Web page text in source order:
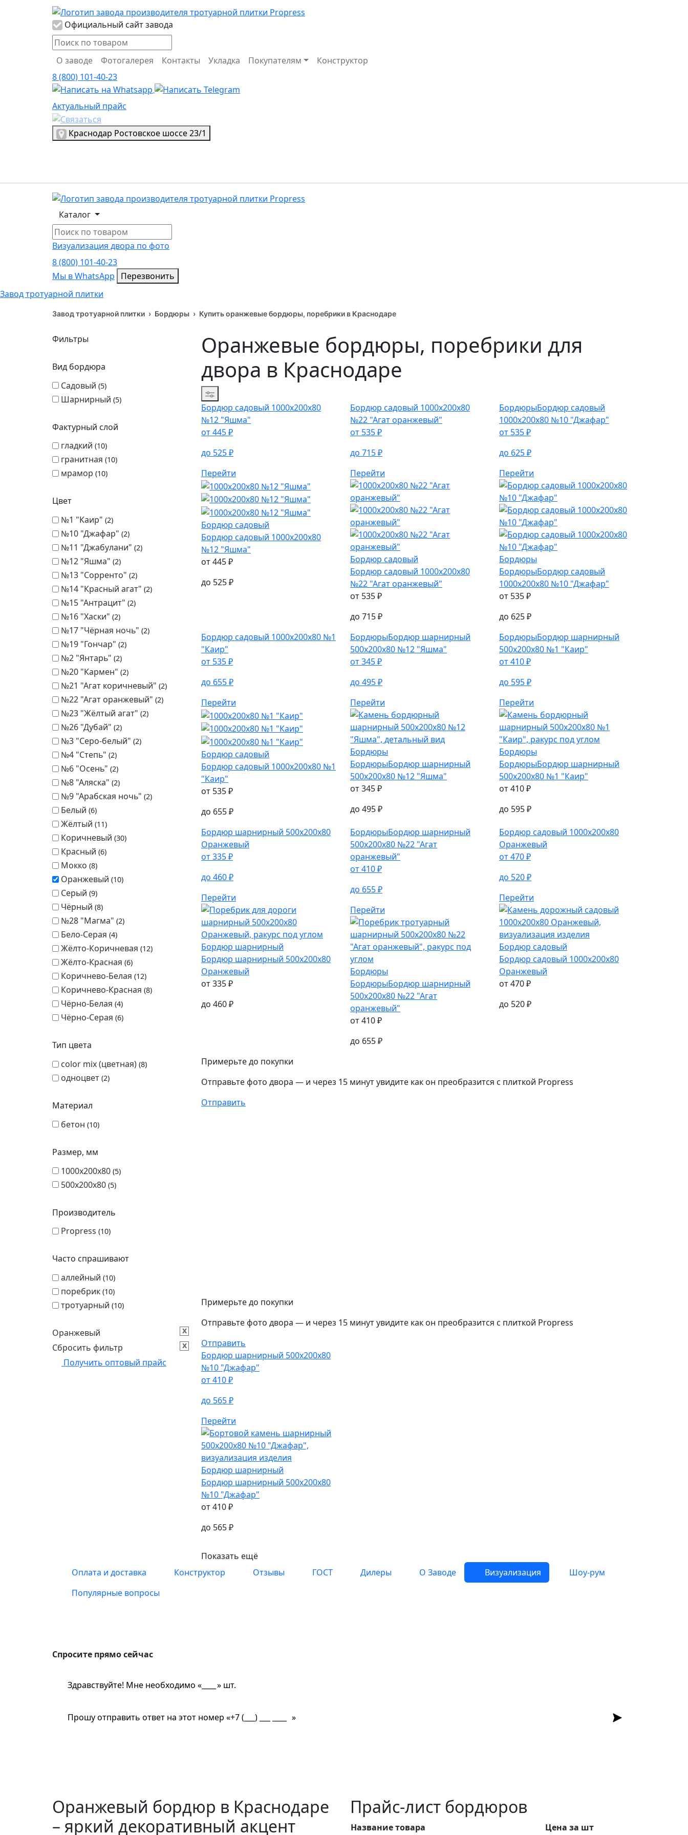
Логотип Propress
Официальный сайт завода
О заводе Фотогалерея Контакты Укладка Покупателям
Конструктор
8 (800) 101-40-23
Актуальный прайс
Актуальный прайс
Выбрать город
Краснодар Ростовское шоссе 23/1
Логотип, переход на главную страницу
Каталог
Визуализация двора по фото
8 (800) 101-40-23
Мы в WhatsApp
Мы в WhatsApp
Перезвонить
Завод тротуарной плитки
Завод тротуарной плитки › Бордюры › Купить оранжевые бордюры, поребрики в Краснодаре
Фильтры
Вид бордюра
Садовый 5
Шарнирный 5
Фактурный слой
гладкий 10
гранитная 10
мрамор 10
Цвет
№1 "Каир" 2
№10 "Джафар" 2
№11 "Джабулани" 2
№12 "Яшма" 2
№13 "Сорренто" 2
№14 "Красный агат" 2
№15 "Антрацит" 2
№16 "Хаски" 2
№17 "Чёрная ночь" 2
№19 "Гончар" 2
№2 "Янтарь" 2
№20 "Кармен" 2
№21 "Агат коричневый" 2
№22 "Агат оранжевый" 2
№23 "Жёлтый агат" 2
№26 "Дубай" 2
№3 "Серо-белый" 2
№4 "Степь" 2
№6 "Осень" 2
№8 "Аляска" 2
№9 "Арабская ночь" 2
Белый 6
Жёлтый 11
Коричневый 30
Красный 6
Мокко 8
Оранжевый 10
Серый 9
Чёрный 8
№28 "Магма" 2
Бело-Серая 4
Жёлто-Коричневая 12
Жёлто-Красная 6
Коричнево-Белая 12
Коричнево-Красная 8
Чёрно-Белая 4
Чёрно-Серая 6
Тип цвета
color mix (цветная) 8
одноцвет 2
Материал
бетон 10
Размер, мм
1000х200х80 5
500х200х80 5
Производитель
Propress 10
Часто спрашивают
аллейный 10
поребрик 10
тротуарный 10
Оранжевый
x
Сбросить фильтр
x
Получить оптовый прайс
Оранжевые бордюры, поребрики для
двора в Краснодаре
Сортировка
Бордюр садовый 1000х200х80
№12 "Яшма"
от445₽
до 525₽
Перейти
Бордюр садовый
Бордюр садовый 1000х200х80
№12 "Яшма"
от445₽
до 525₽
Бордюр садовый 1000х200х80
№22 "Агат оранжевый"
от 535₽
до 715₽
Перейти
Бордюр садовый
Бордюр садовый 1000х200х80
№22 "Агат оранжевый"
от 535₽
до 715₽
БордюрыБордюр садовый
1000х200х80 №10 "Джафар"
от 535₽
до 625₽
Перейти
Бордюры
БордюрыБордюр садовый
1000х200х80 №10 "Джафар"
от 535₽
до 625₽
Бордюр садовый 1000х200х80 №1
"Каир"
от 535₽
до 655₽
Перейти
Бордюр садовый
Бордюр садовый 1000х200х80 №1
"Каир"
от 535₽
до 655₽
БордюрыБордюр шарнирный
500х200х80 №12 "Яшма"
от345₽
до 495₽
Перейти
Бордюры
БордюрыБордюр шарнирный
500х200х80 №12 "Яшма"
от345₽
до 495₽
БордюрыБордюр шарнирный
500х200х80 №1 "Каир"
от410₽
до 595₽
Перейти
Бордюры
БордюрыБордюр шарнирный
500х200х80 №1 "Каир"
от410₽
до 595₽
Бордюр шарнирный 500х200х80
Оранжевый
от335₽
до 460₽
Перейти
Бордюр шарнирный
Бордюр шарнирный 500х200х80
Оранжевый
от335₽
до 460₽
БордюрыБордюр шарнирный
500х200х80 №22 "Агат
оранжевый"
от410₽
до 655₽
Перейти
Бордюры
БордюрыБордюр шарнирный
500х200х80 №22 "Агат
оранжевый"
от410₽
до 655₽
Бордюр садовый 1000х200х80
Оранжевый
от470₽
до 520₽
Перейти
Бордюр садовый
Бордюр садовый 1000х200х80
Оранжевый
от470₽
до 520₽
Примерьте до покупки
Отправьте фото двора — и через 15 минут увидите как он преобразится с плиткой Propress
Отправить
Примерьте до покупки
Отправьте фото двора — и через 15 минут увидите как он преобразится с плиткой Propress
Отправить
Бордюр шарнирный 500х200х80
№10 "Джафар"
от410₽
до 565₽
Перейти
Бордюр шарнирный
Бордюр шарнирный 500х200х80
№10 "Джафар"
от410₽
до 565₽
Показать ещё
Оплата и доставка
Конструктор Отзывы ГОСТ Дилеры О Заводе Визуализация
Шоу-рум
Популярные вопросы
Спросите прямо сейчас
Здравствуйте! Мне необходимо « » шт.
Прошу отправить ответ на этот номер « » Отправить
Оранжевый бордюр в Краснодаре
– яркий декоративный акцент
Прайс-лист бордюров
Название товара Цена за шт